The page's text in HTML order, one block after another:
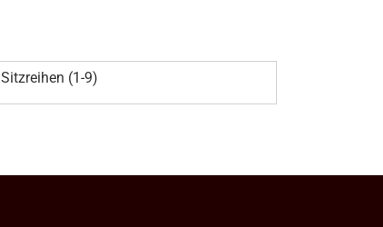
(1-9)